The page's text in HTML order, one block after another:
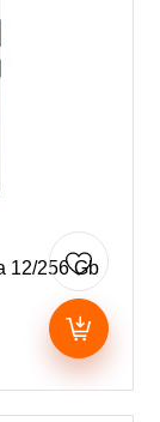
12/256 Gb